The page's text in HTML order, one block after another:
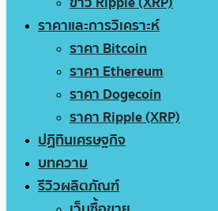
ราคาและการวิเคราะห์
ราคา Bitcoin
ราคา Ethereum
ราคา Dogecoin
ราคา Ripple (XRP)
ปฏิทินเศรษฐกิจ
บทความ
รีวิวผลิตภัณฑ์